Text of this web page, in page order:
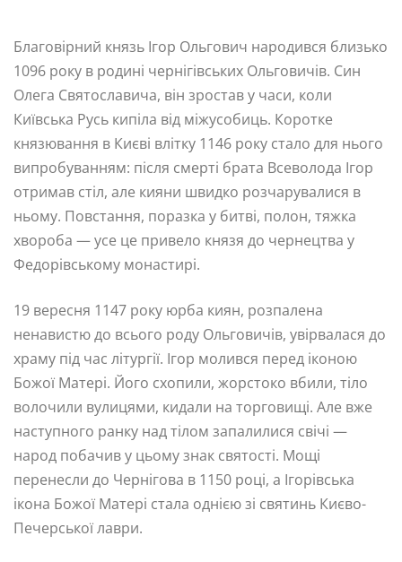
Благовірний князь Ігор Ольгович народився близько
1096 року в родині чернігівських Ольговичів. Син
Олега Святославича, він зростав у часи, коли
Київська Русь кипіла від міжусобиць. Коротке
князювання в Києві влітку 1146 року стало для нього
випробуванням: після смерті брата Всеволода Ігор
отримав стіл, але кияни швидко розчарувалися в
ньому. Повстання, поразка у битві, полон, тяжка
хвороба — усе це привело князя до чернецтва у
Федорівському монастирі.
19 вересня 1147 року юрба киян, розпалена
ненавистю до всього роду Ольговичів, увірвалася до
храму під час літургії. Ігор молився перед іконою
Божої Матері. Його схопили, жорстоко вбили, тіло
волочили вулицями, кидали на торговищі. Але вже
наступного ранку над тілом запалилися свічі —
народ побачив у цьому знак святості. Мощі
перенесли до Чернігова в 1150 році, а Ігорівська
ікона Божої Матері стала однією зі святинь Києво-
Печерської лаври.